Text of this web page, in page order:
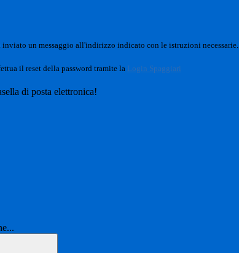
inviato un messaggio all'indirizzo indicato con le istruzioni necessarie.
il reset della password tramite la Login Spaggiari
di posta elettronica!